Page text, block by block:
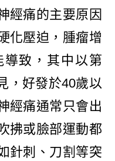
經痛的主要原因
化壓迫，腫瘤增
致，其中以第
，好發於40歲以
經痛通常只會出
拂或臉部運動都
針刺、刀割等突